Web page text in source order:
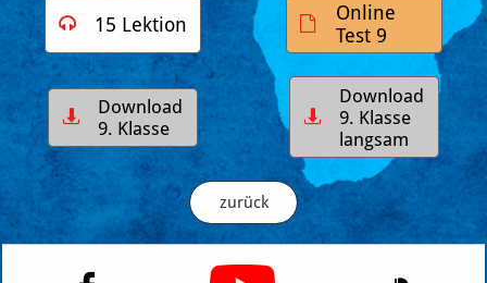
15 Lektion

Online
Test 9

Download
9. Klasse

Download
9. Klasse
langsam

zurück